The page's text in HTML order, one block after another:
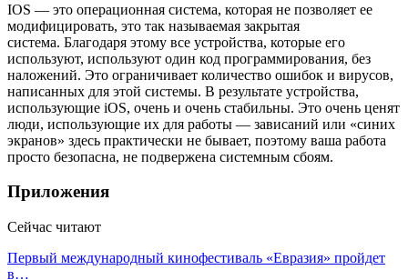
IOS — это операционная система, которая не позволяет ее
модифицировать, это так называемая закрытая
система. Благодаря этому все устройства, которые его
используют, используют один код программирования, без
наложений. Это ограничивает количество ошибок и вирусов,
написанных для этой системы. В результате устройства,
использующие iOS, очень и очень стабильны. Это очень ценят
люди, использующие их для работы — зависаний или «синих
экранов» здесь практически не бывает, поэтому ваша работа
просто безопасна, не подвержена системным сбоям.
Приложения
Сейчас читают
Первый международный кинофестиваль «Евразия» пройдет
в…